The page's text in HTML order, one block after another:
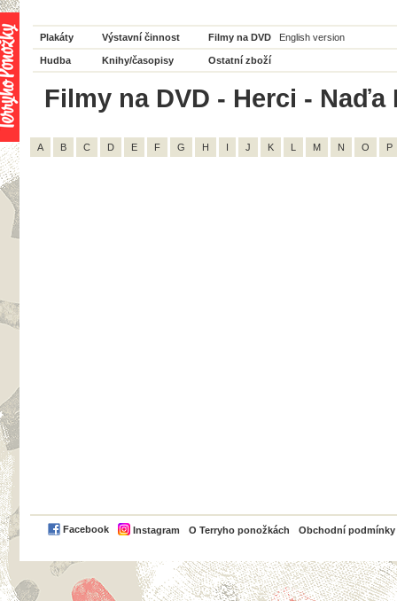
Plakáty Výstavní činnost Filmy na DVD English version
Hudba Knihy/časopisy Ostatní zboží
Filmy na DVD - Herci - Naďa
A B C D E F G H I J K L M N O P
Facebook Instagram O Terryho ponožkách Obchodní podmínky
PayPal